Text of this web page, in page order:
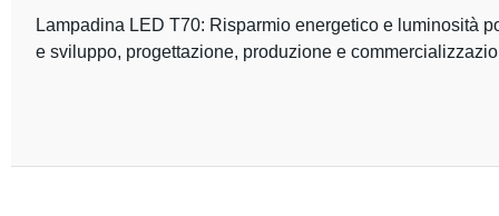
Lampadina LED T70: Risparmio energetico e luminosità
e sviluppo, progettazione, produzione e